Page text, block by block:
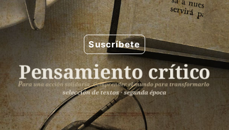
Saltar
al
contenido
Suscríbete